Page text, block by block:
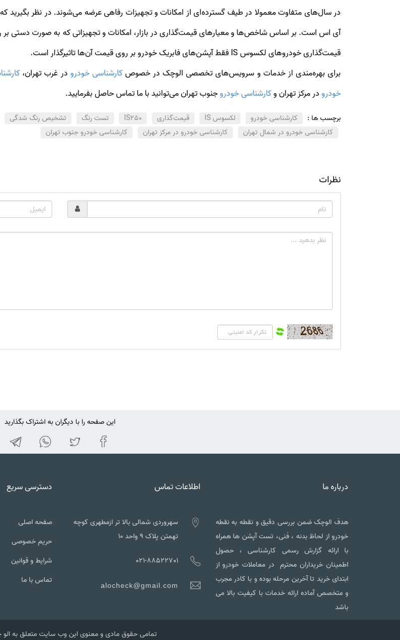
در سال‌های متفاوت معمولا در طیف گسترده‌ای از امکانات و تجهیزات رفاهی عرضه می‌شوند. در نظر
آی اس است. بر اساس شاخص‌ها و معیارهای قیمت‌گذاری در بازار، امکانات و تجهیزاتی که به صورت دستی
قیمت‌گذاری خودروهای لکسوس IS فقط آپشن‌های فابریک خودرو بر روی قیمت آن‌ها تاثیرگذار است.
برای بهره‌مندی از خدمات و سرویس‌های تخصصی الوچک در خصوصکارشناسی خودرو در غرب تهران،
خودرودر مرکز تهران وکارشناسی خودروجنوب تهران می‌توانید با ما تماس حاصل بفرمایید.
برچسب ها : کارشناسی خودرو لکسوس IS قیمت‌گذاری IS250 تست رنگ تشخیص رنگ شدگی
کارشناسی خودرو در شمال تهران
کارشناسی خودرو در مرکز تهران کارشناسی خودرو جنوب تهران
نظرات
این صفحه را با دیگران به اشتراک بگذارید
درباره ما
هدف الوچک ضمن بررسی دقیق و نقطه به نقطه
خودرو از لحاظ بدنه ، فنی، تست آپشن ها همراه
با ارائه گزارش رسمی کارشناسی ، حصول
اطمینان خریداران محترم در معاملات خودرو از
ابتدای خرید تا آخرین مرحله بوده و با کادر مجرب
و متخصص آماده ارائه خدمات با کیفیت بالا می
باشد
اطلاعات تماس
سهروردی شمالی بالا تر ازمطهری کوچه
تهمتن پلاک ۹ واحد ۱۰
021-88522701
alocheck@gmail.com
دسترسی سریع
صفحه اصلی
حریم خصوصی
شرایط و قوانین
تماس با ما
تمامی حقوق مادی و معنوی این وب سایت متعلق به